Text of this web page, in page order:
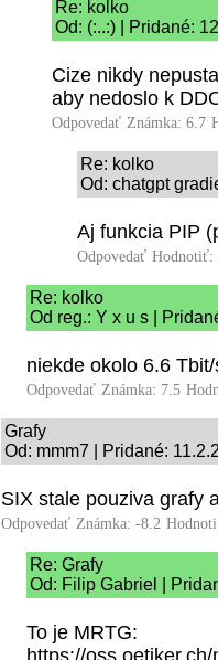
Re: kolko
Od: (:..:) | Pridané:
Cize nikdy
aby nedoslo k
Odpovedať Známka: 6.7
Re: kolko
Od: chatgpt
Aj funkcia PIP
Odpovedať Hodnotiť:
Re: kolko
Od reg.: Y x u s |
niekde okolo 6.6
Odpovedať Známka: 7.5
Grafy
Od: mmm7 | Pridané:
SIX stale pouziva grafy
Odpovedať Známka: -8.2
Re: Grafy
Od: Filip Gabriel |
To je MRTG:
https://oss.oetiker.ch/